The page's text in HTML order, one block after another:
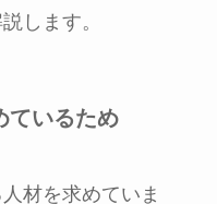
します。
ているため
材を求めていま